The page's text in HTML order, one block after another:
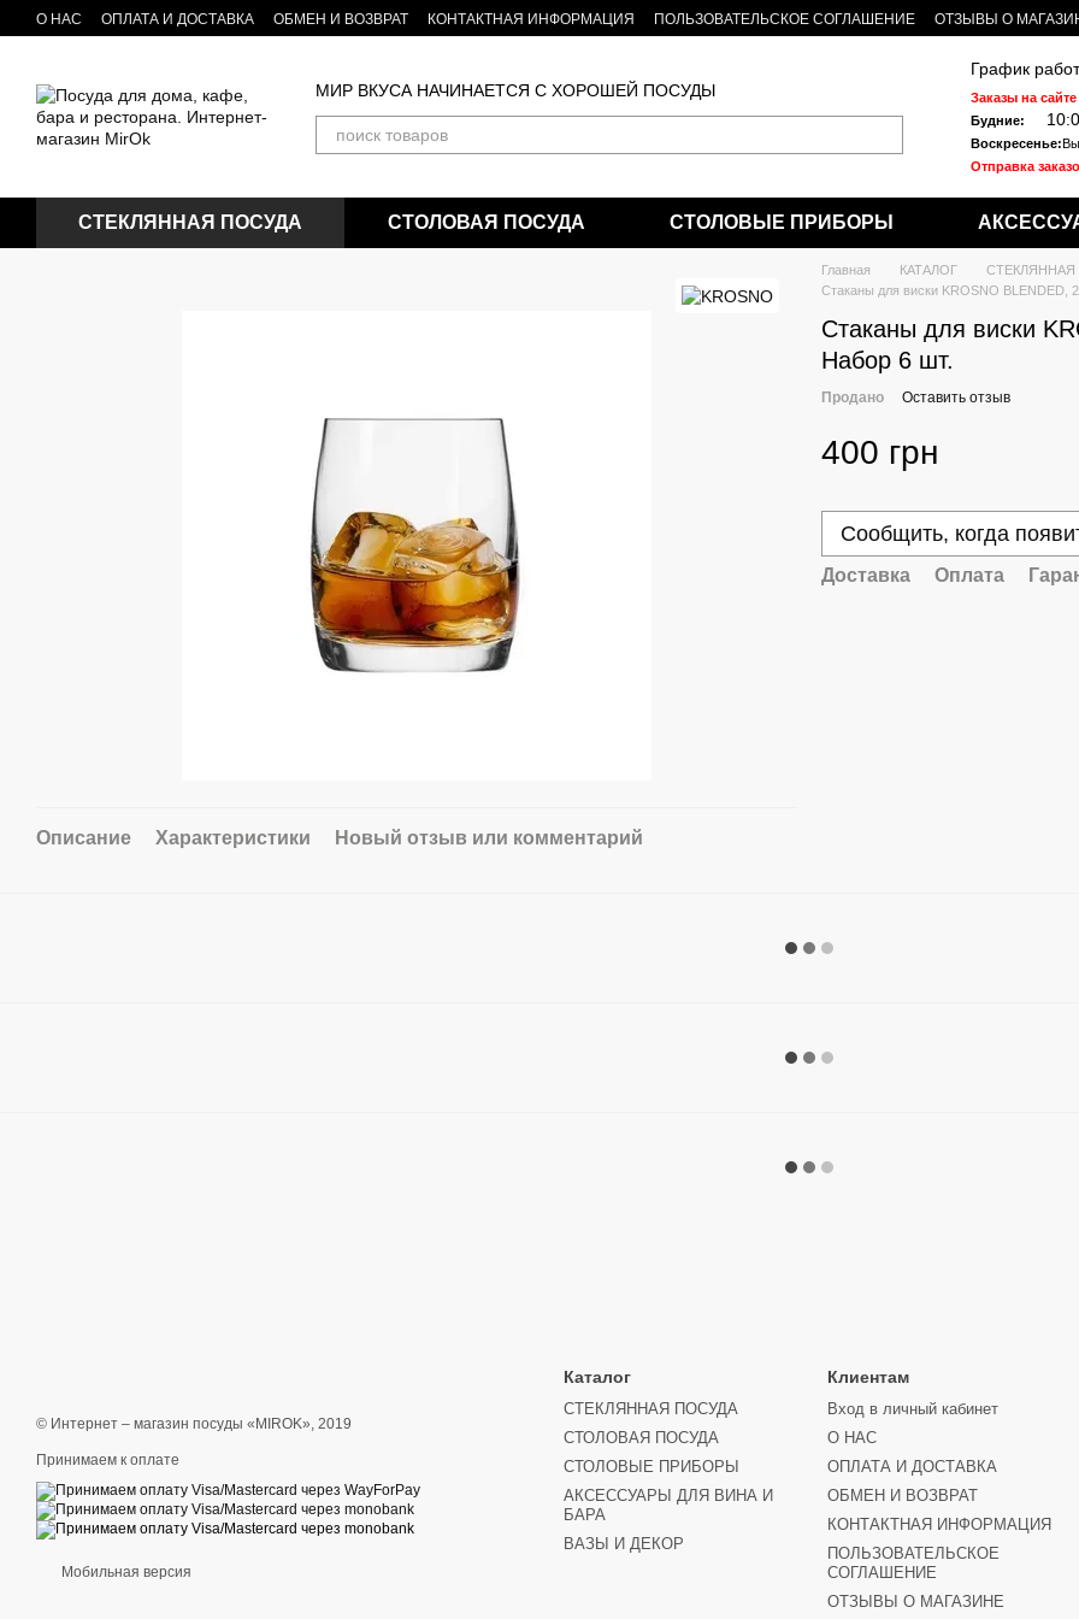
Перейти к основному контенту
О НАС ОПЛАТА И ДОСТАВКА ОБМЕН И ВОЗВРАТ КОНТАКТНАЯ ИНФОРМАЦИЯ ПОЛЬЗОВАТЕЛЬСКОЕ СОГЛАШЕНИЕ
ОТЗЫВЫ О
МИР ВКУСА НАЧИНАЕТСЯ С ХОРОШЕЙ ПОСУДЫ
График
Заказы на
Будние:
Воскресенье:
Отправка
СТЕКЛЯННАЯ ПОСУДА СТОЛОВАЯ ПОСУДА СТОЛОВЫЕ ПРИБОРЫ
Описание Характеристики Новый отзыв или комментарий
Главная КАТАЛОГ
Стаканы для виски KROSNO BLENDED,
Стаканы для виски
Набор 6 шт.
Продано Оставить отзыв
400 грн
Сообщить, когда
Доставка Оплата
© Интернет – магазин посуды «MIROK», 2019
Принимаем к оплате
Мобильная версия
Каталог
СТЕКЛЯННАЯ ПОСУДА
СТОЛОВАЯ ПОСУДА
СТОЛОВЫЕ ПРИБОРЫ
АКСЕССУАРЫ ДЛЯ ВИНА И
БАРА
ВАЗЫ И ДЕКОР
Клиентам
Вход в личный кабинет
О НАС
ОПЛАТА И ДОСТАВКА
ОБМЕН И ВОЗВРАТ
КОНТАКТНАЯ ИНФОРМАЦИЯ
ПОЛЬЗОВАТЕЛЬСКОЕ
СОГЛАШЕНИЕ
ОТЗЫВЫ О МАГАЗИНЕ